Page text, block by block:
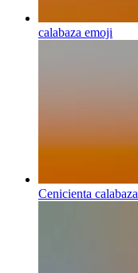
calabaza emoji
Cenicienta calabaza